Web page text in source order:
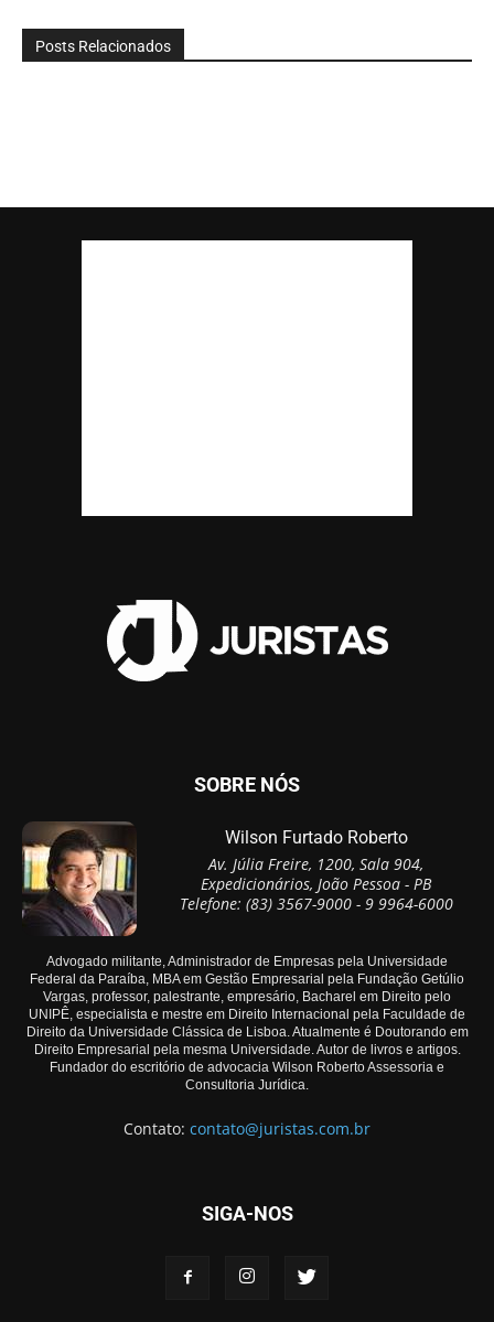
Posts Relacionados
SOBRE NÓS
Wilson Furtado Roberto
Av. Júlia Freire, 1200, Sala 904,
Expedicionários, João Pessoa - PB
Telefone: (83) 3567-9000 - 9 9964-6000
Advogado militante, Administrador de Empresas pela Universidade
Federal da Paraíba, MBA em Gestão Empresarial pela Fundação Getúlio
Vargas, professor, palestrante, empresário, Bacharel em Direito pelo
UNIPÊ, especialista e mestre em Direito Internacional pela Faculdade de
Direito da Universidade Clássica de Lisboa. Atualmente é Doutorando em
Direito Empresarial pela mesma Universidade. Autor de livros e artigos.
Fundador do escritório de advocacia Wilson Roberto Assessoria e
Consultoria Jurídica.
Contato: contato@juristas.com.br
SIGA-NOS